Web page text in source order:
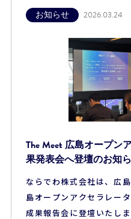
月18日（月）－20日（水
終…
お知らせ 2026.03.24
The Meet 広島オープン
果発表会へ登壇のお知
ならでわ株式会社は、広
島オープンアクセラレー
成果報告会に登壇いたし